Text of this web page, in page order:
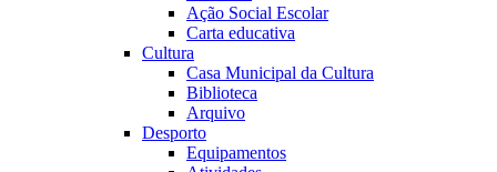
Ação Social Escolar
Carta educativa
Cultura
Casa Municipal da Cultura
Biblioteca
Arquivo
Desporto
Equipamentos